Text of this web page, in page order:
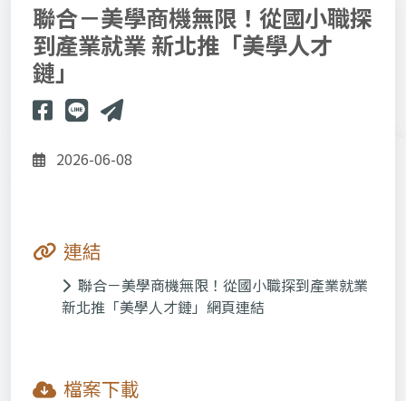
聯合－美學商機無限！從國小職探
到產業就業 新北推「美學人才
鏈」
2026-06-08
連結
聯合－美學商機無限！從國小職探到產業就業
新北推「美學人才鏈」網頁連結
檔案下載